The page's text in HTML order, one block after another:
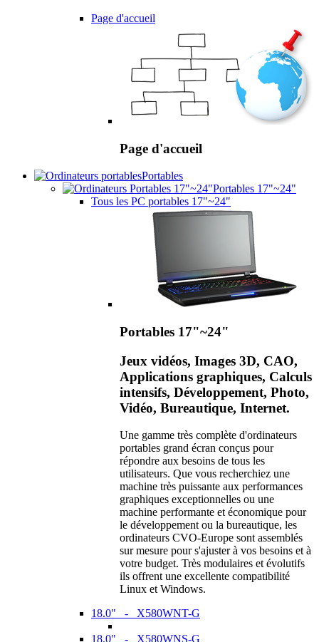
Page d'accueil
Page d'accueil
Portables
Portables 17"~24"
Tous les PC portables 17"~24"
Portables 17"~24"
Jeux vidéos, Images 3D, CAO,
Applications graphiques, Calculs
intensifs, Développement, Photo,
Vidéo, Bureautique, Internet.
Une gamme très complète d'ordinateurs
portables grand écran conçus pour
répondre aux besoins de tous les
utilisateurs. Que vous recherchiez une
machine très puissante aux performances
graphiques exceptionnelles ou une
machine performante et économique pour
le développement ou la bureautique, les
ordinateurs CVO-Europe sont assemblés
sur mesure pour s'ajuster à vos besoins et à
votre budget. Très modulaires et évolutifs
ils offrent une excellente compatibilité
Linux et Windows.
18.0" - X580WNT-G
18.0" - X580WNS-G